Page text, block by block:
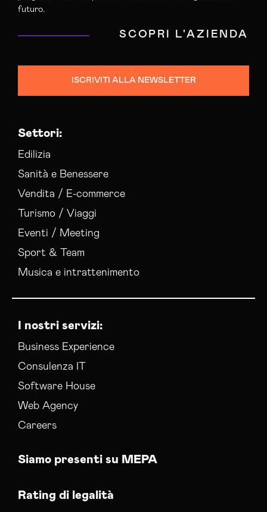
futuro.
SCOPRI L'AZIENDA
ISCRIVITI ALLA NEWSLETTER
Settori:
Edilizia
Sanità e Benessere
Vendita / E-commerce
Turismo / Viaggi
Eventi / Meeting
Sport & Team
Musica e intrattenimento
I nostri servizi:
Business Experience
Consulenza IT
Software House
Web Agency
Careers
Siamo presenti su MEPA
Rating di legalità